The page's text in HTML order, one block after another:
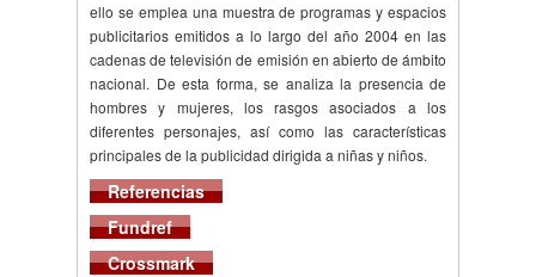
ello se emplea una muestra de programas y espacios
publicitarios emitidos a lo largo del año 2004 en las
cadenas de televisión de emisión en abierto de ámbito
nacional. De esta forma, se analiza la presencia de
hombres y mujeres, los rasgos asociados a los
diferentes personajes, así como las características
principales de la publicidad dirigida a niñas y niños.
Referencias
Fundref
Crossmark